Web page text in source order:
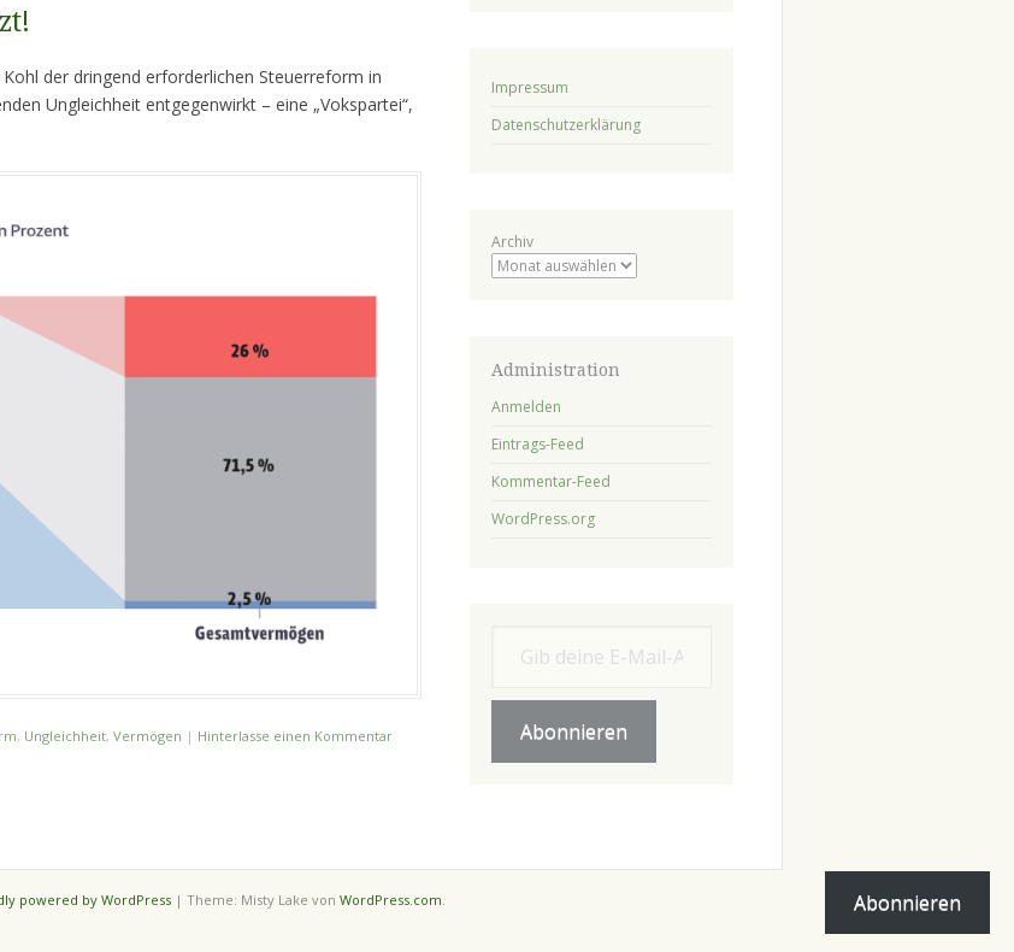
der dringend erforderlichen Steuerreform in
Ungleichheit entgegenwirkt – eine „Vokspartei“,
, Ungleichheit, Vermögen | Hinterlasse einen Kommentar
Impressum
Datenschutzerklärung
Archiv
Administration
Anmelden
Eintrags-Feed
Kommentar-Feed
WordPress.org
Abonnieren
powered by WordPress | Theme: Misty Lake von WordPress.com Abonnieren